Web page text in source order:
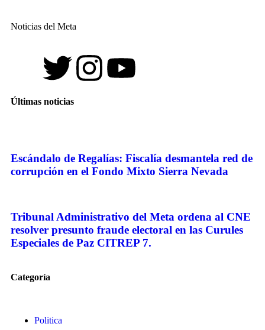
Noticias del Meta
Últimas noticias
Escándalo de Regalías: Fiscalía desmantela red de
corrupción en el Fondo Mixto Sierra Nevada
Tribunal Administrativo del Meta ordena al CNE
resolver presunto fraude electoral en las Curules
Especiales de Paz CITREP 7.
Categoría
Politica